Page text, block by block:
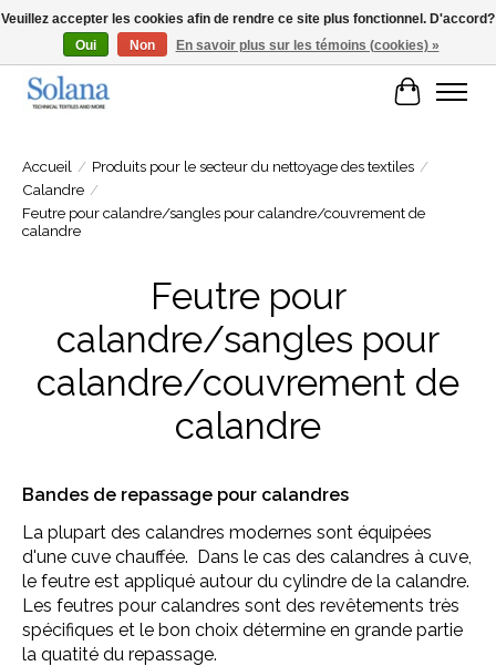
Site Web pour clients professionels
Panier
Accueil / Produits pour le secteur du nettoyage des textiles /
Calandre /
Feutre pour calandre/sangles pour calandre/couvrement de
calandre
Feutre pour
calandre/sangles pour
calandre/couvrement de
calandre
Bandes de repassage pour calandres
La plupart des calandres modernes sont équipées
d'une cuve chauffée. Dans le cas des calandres à cuve,
le feutre est appliqué autour du cylindre de la calandre.
Les feutres pour calandres sont des revêtements très
spécifiques et le bon choix détermine en grande partie
la quatité du repassage.
Veuillez accepter les cookies afin de rendre ce site plus fonctionnel. D'accord?
Oui
Non En savoir plus sur les témoins (cookies) »